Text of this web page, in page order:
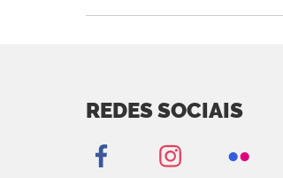
REDES SOCIAIS